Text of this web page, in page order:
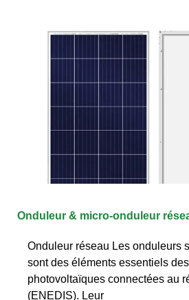
Onduleur & micro-onduleur
Onduleur réseau Les onduleurs
sont des éléments essentiels
photovoltaïques connectées au
(ENEDIS). Leur